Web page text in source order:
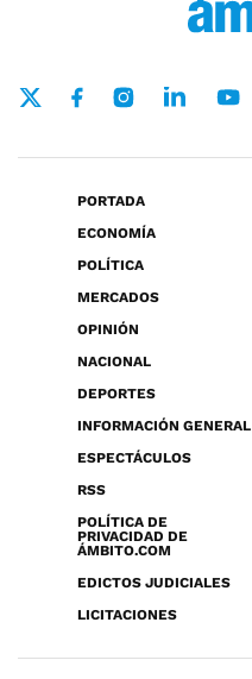
PORTADA
ECONOMÍA
POLÍTICA
MERCADOS
OPINIÓN
NACIONAL
DEPORTES
INFORMACIÓN GENERAL
ESPECTÁCULOS
RSS
POLÍTICA DE
PRIVACIDAD DE
ÁMBITO.COM
EDICTOS JUDICIALES
LICITACIONES